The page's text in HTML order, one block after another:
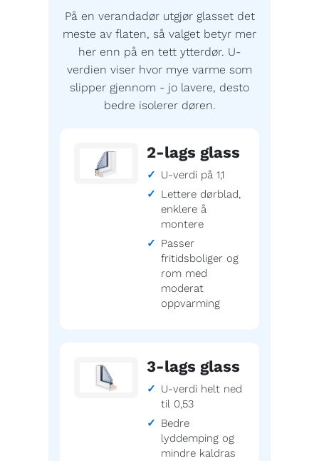
På en verandadør utgjør glasset det
meste av flaten, så valget betyr mer
her enn på en tett ytterdør. U-
verdien viser hvor mye varme som
slipper gjennom - jo lavere, desto
bedre isolerer døren.
2-lags glass
U-verdi på 1,1
Lettere dørblad,
enklere å
montere
Passer
fritidsboliger og
rom med
moderat
oppvarming
3-lags glass
U-verdi helt ned
til 0,53
Bedre
lyddemping og
mindre kaldras